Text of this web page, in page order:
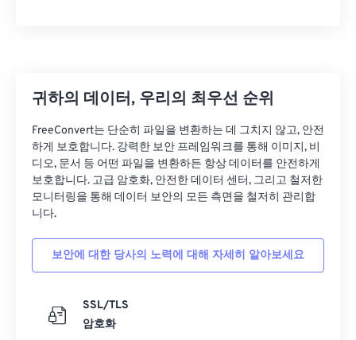
귀하의 데이터, 우리의 최우선 순위
FreeConvert는 단순히 파일을 변환하는 데 그치지 않고, 안전
하게 보호합니다. 강력한 보안 프레임워크를 통해 이미지, 비
디오, 문서 등 어떤 파일을 변환하든 항상 데이터를 안전하게
보호합니다. 고급 암호화, 안전한 데이터 센터, 그리고 철저한
모니터링을 통해 데이터 보안의 모든 측면을 철저히 관리합
니다.
보안에 대한 당사의 노력에 대해 자세히 알아보세요
SSL/TLS
암호화